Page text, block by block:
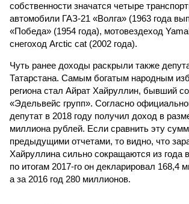
собственности значатся четыре
автомобили ГАЗ-21 «Волга» (1963 года
«Победа» (1954 года), мотовездеход
снегоход Arctic cat (2002 года).
Чуть ранее доходы раскрыли также
Татарстана. Самым богатым народным
региона стал Айрат Хайруллин, бывший
«Эдельвейс групп». Согласно
депутат в 2018 году получил доход в
миллиона рублей. Если сравнить эту
предыдущими отчетами, то видно, что
Хайруллина сильно сокращаются из года
по итогам 2017-го он декларировал 168,4
а за 2016 год 280 миллионов.